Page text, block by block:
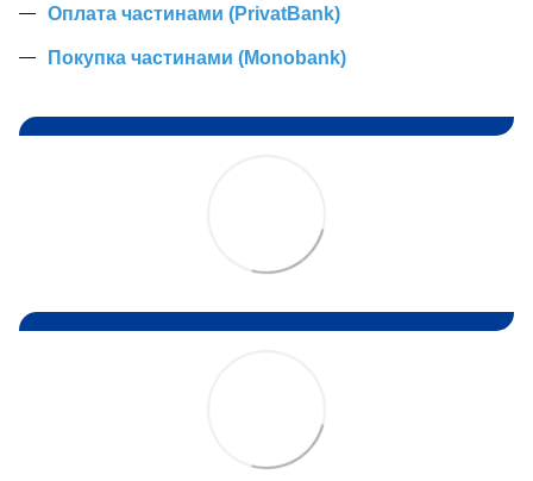
Оплата частинами (PrivatBank)
Покупка частинами (Monobank)